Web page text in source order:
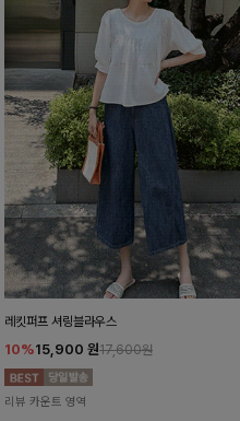
레킷퍼프 셔링블라우스
10%15,900 원17,600원
리뷰 카운트 영역